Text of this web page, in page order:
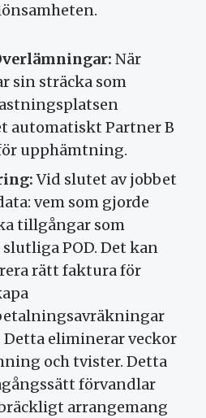
När
sin sträcka som
automatiskt Partner B
upphämtning.
Vid slutet av jobbet
vem som gjorde
tillgångar som
POD. Det kan
rätt faktura för
eliminerar veckor
och tvister. Detta
förvandlar
arrangemang